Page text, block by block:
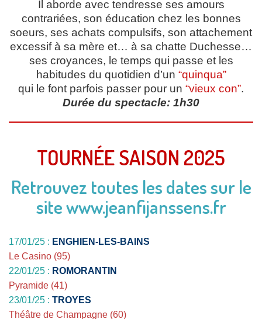
Il aborde avec tendresse ses amours
contrariées, son éducation chez les bonnes
soeurs, ses achats compulsifs, son attachement
excessif à sa mère et… à sa chatte Duchesse…
ses croyances, le temps qui passe et les
habitudes du quotidien d’un “quinqua”
qui le font parfois passer pour un “vieux con”.
Durée du spectacle: 1h30
TOURNÉE SAISON 2025
Retrouvez toutes les dates sur le
site www.jeanfijanssens.fr
17/01/25 : ENGHIEN-LES-BAINS
Le Casino (95)
22/01/25 : ROMORANTIN
Pyramide (41)
23/01/25 : TROYES
Théâtre de Champagne (60)